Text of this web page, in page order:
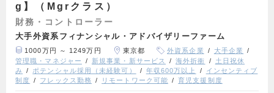
g】（Mgrクラス）
財務・コントローラー
大手外資系フィナンシャル・アドバイザリーファーム
1000万円 ～ 1249万円 東京都 外資系企業
大手企業
管理職・マネジャー
新規事業・新サービス 海外折衝
土日祝休
み
ポテンシャル採用（未経験可） 年収600万以上
インセンティブ
制度
フレックス勤務 リモートワーク可能 育児支援制度